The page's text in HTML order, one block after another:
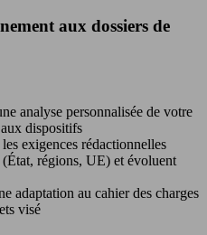
aux dossiers de
analyse personnalisée de votre
dispositifs
exigences rédactionnelles
régions, UE) et évoluent
adaptation au cahier des charges
visé